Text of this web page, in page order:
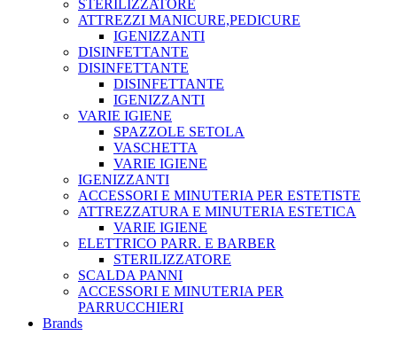
STERILIZZATORE
ATTREZZI MANICURE,PEDICURE
IGENIZZANTI
DISINFETTANTE
DISINFETTANTE
DISINFETTANTE
IGENIZZANTI
VARIE IGIENE
SPAZZOLE SETOLA
VASCHETTA
VARIE IGIENE
IGENIZZANTI
ACCESSORI E MINUTERIA PER ESTETISTE
ATTREZZATURA E MINUTERIA ESTETICA
VARIE IGIENE
ELETTRICO PARR. E BARBER
STERILIZZATORE
SCALDA PANNI
ACCESSORI E MINUTERIA PER
PARRUCCHIERI
Brands